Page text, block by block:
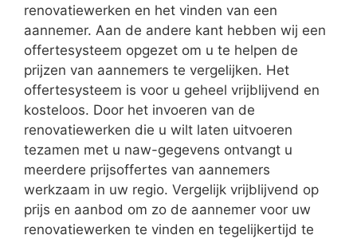
renovatiewerken en het vinden van een
aannemer. Aan de andere kant hebben wij een
offertesysteem opgezet om u te helpen de
prijzen van aannemers te vergelijken. Het
offertesysteem is voor u geheel vrijblijvend en
kosteloos. Door het invoeren van de
renovatiewerken die u wilt laten uitvoeren
tezamen met u naw-gegevens ontvangt u
meerdere prijsoffertes van aannemers
werkzaam in uw regio. Vergelijk vrijblijvend op
prijs en aanbod om zo de aannemer voor uw
renovatiewerken te vinden en tegelijkertijd te